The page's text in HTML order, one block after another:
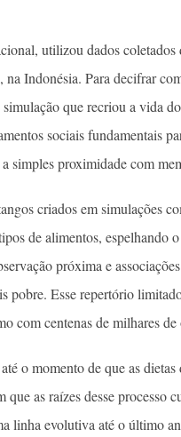
utilizou dados coletados
Indonésia. Para decifrar
que recriou a vida
sociais fundamentais
simples proximidade com
criados em simulações
de alimentos, espelhando
próxima e
pobre. Esse repertório
com centenas de milhares
o momento de que as
as raízes desse processo
linha evolutiva até o último